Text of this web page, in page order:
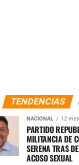
TENDENCIAS
NACIONAL 12
PARTIDO
MILITANCIA DE
SERENA TRAS
ACOSO SEXUAL